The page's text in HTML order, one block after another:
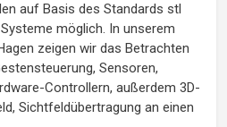
auf Basis des Standards stl
möglich. In unserem
zeigen wir das Betrachten
Sensoren,
Controllern, außerdem 3D-
Sichtfeldübertragung an einen